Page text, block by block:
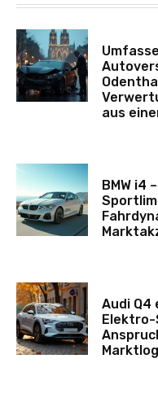
aus
BMW i4
Audi Q4
Elektro-